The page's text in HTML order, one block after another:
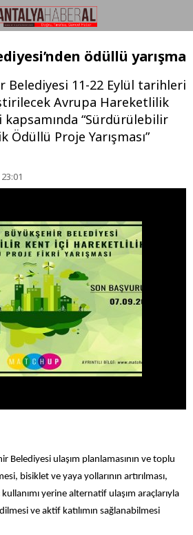
ödüllü yarışma
Belediyesi 11-22 Eylül tarihleri
Avrupa Hareketlilik
“Sürdürülebilir
Proje Yarışması”
Belediyesi ulaşım planlamasının ve toplu
bisiklet ve yaya yollarının artırılması,
yerine alternatif ulaşım araçlarıyla
ve aktif katılımın sağlanabilmesi